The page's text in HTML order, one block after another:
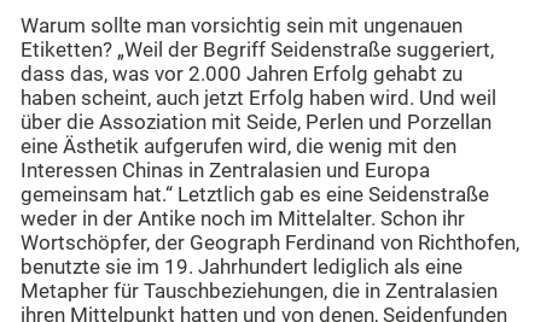
Warum sollte man vorsichtig sein mit ungenauen
Etiketten? „Weil der Begriff Seidenstraße suggeriert,
dass das, was vor 2.000 Jahren Erfolg gehabt zu
haben scheint, auch jetzt Erfolg haben wird. Und weil
über die Assoziation mit Seide, Perlen und Porzellan
eine Ästhetik aufgerufen wird, die wenig mit den
Interessen Chinas in Zentralasien und Europa
gemeinsam hat.“ Letztlich gab es eine Seidenstraße
weder in der Antike noch im Mittelalter. Schon ihr
Wortschöpfer, der Geograph Ferdinand von Richthofen,
benutzte sie im 19. Jahrhundert lediglich als eine
Metapher für Tauschbeziehungen, die in Zentralasien
ihren Mittelpunkt hatten und von denen, Seidenfunden